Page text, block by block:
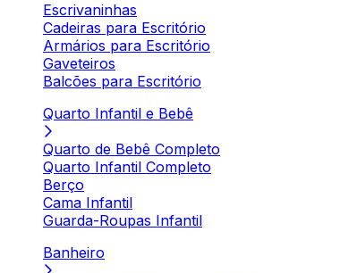
Escrivaninhas
Cadeiras para Escritório
Armários para Escritório
Gaveteiros
Balcões para Escritório
Quarto Infantil e Bebê
Quarto de Bebê Completo
Quarto Infantil Completo
Berço
Cama Infantil
Guarda-Roupas Infantil
Banheiro